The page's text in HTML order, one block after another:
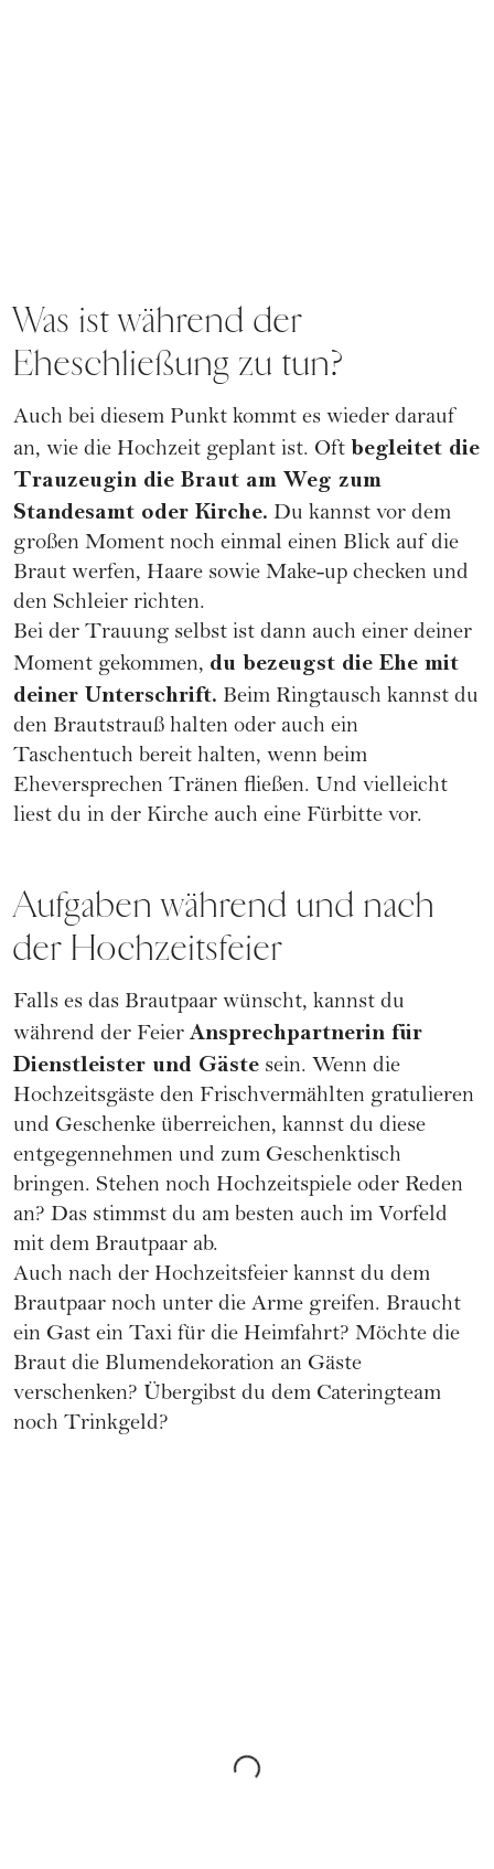
Was ist während der
Eheschließung zu tun?
Auch bei diesem Punkt kommt es wieder darauf
an, wie die Hochzeit geplant ist. Oft begleitet die
Trauzeugin die Braut am Weg zum
Standesamt oder Kirche. Du kannst vor dem
großen Moment noch einmal einen Blick auf die
Braut werfen, Haare sowie Make-up checken und
den Schleier richten.
Bei der Trauung selbst ist dann auch einer deiner
Moment gekommen, du bezeugst die Ehe mit
deiner Unterschrift. Beim Ringtausch kannst du
den Brautstrauß halten oder auch ein
Taschentuch bereit halten, wenn beim
Eheversprechen Tränen fließen. Und vielleicht
liest du in der Kirche auch eine Fürbitte vor.
Aufgaben während und nach
der Hochzeitsfeier
Falls es das Brautpaar wünscht, kannst du
während der Feier Ansprechpartnerin für
Dienstleister und Gäste sein. Wenn die
Hochzeitsgäste den Frischvermählten gratulieren
und Geschenke überreichen, kannst du diese
entgegennehmen und zum Geschenktisch
bringen. Stehen noch Hochzeitspiele oder Reden
an? Das stimmst du am besten auch im Vorfeld
mit dem Brautpaar ab.
Auch nach der Hochzeitsfeier kannst du dem
Brautpaar noch unter die Arme greifen. Braucht
ein Gast ein Taxi für die Heimfahrt? Möchte die
Braut die Blumendekoration an Gäste
verschenken? Übergibst du dem Cateringteam
noch Trinkgeld?